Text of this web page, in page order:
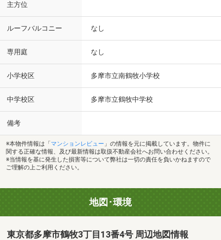
主方位
ルーフバルコニー なし
専用庭 なし
小学校区 多摩市立南鶴牧小学校
中学校区 多摩市立鶴牧中学校
備考
※本物件情報は「 マンションレビュー 」の情報を元に掲載しています。物件に
関する正確な情報、及び最新情報は取扱不動産会社へお問い合わせください。
※当情報を基に発生した損害等について弊社は一切の責任を負いかねますので
ご理解の上ご利用ください。
地図･環境
東京都多摩市鶴牧3丁目13番4号 周辺地図情報